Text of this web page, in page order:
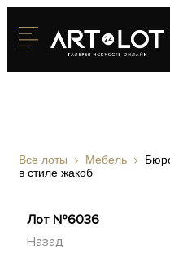
Все лоты Мебель
в стиле жакоб
Лот №6036
Назад